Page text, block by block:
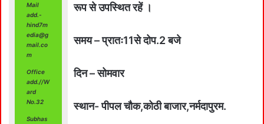
Mail
add.-
hind7m
edia@g
mail.co
m
Office
add.//W
ard
No.32
Subhas
रूप से उपस्थित रहें ।
समय – प्रातः11से दोप.2 बजे
दिन – सोमवार
स्थान- पीपल चौक,कोठी बाजार,नर्मदापुरम.